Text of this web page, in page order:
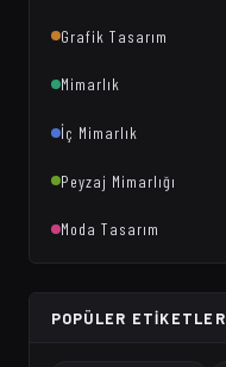
Grafik Tasarım
Mimarlık
İç Mimarlık
Peyzaj Mimarlığı
Moda Tasarım
POPÜLER ETIKETLER